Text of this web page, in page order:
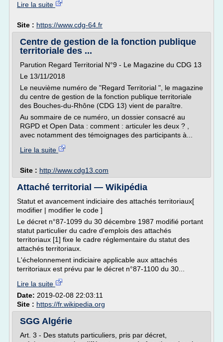
Lire la suite
Site : https://www.cdg-64.fr
Centre de gestion de la fonction publique
territoriale des ...
Parution Regard Territorial N°9 - Le Magazine du CDG 13
Le 13/11/2018
Le neuvième numéro de "Regard Territorial ", le magazine
du centre de gestion de la fonction publique territoriale
des Bouches-du-Rhône (CDG 13) vient de paraître.
Au sommaire de ce numéro, un dossier consacré au
RGPD et Open Data : comment : articuler les deux ? ,
avec notamment des témoignages des participants à...
Lire la suite
Site : http://www.cdg13.com
Attaché territorial — Wikipédia
Statut et avancement indiciaire des attachés territoriaux[
modifier | modifier le code ]
Le décret n°87-1099 du 30 décembre 1987 modifié portant
statut particulier du cadre d'emplois des attachés
territoriaux [1] fixe le cadre réglementaire du statut des
attachés territoriaux.
L'échelonnement indiciaire applicable aux attachés
territoriaux est prévu par le décret n°87-1100 du 30...
Lire la suite
Date: 2019-02-08 22:03:11
Site : https://fr.wikipedia.org
SGG Algérie
Art. 3 - Des statuts particuliers, pris par décret,